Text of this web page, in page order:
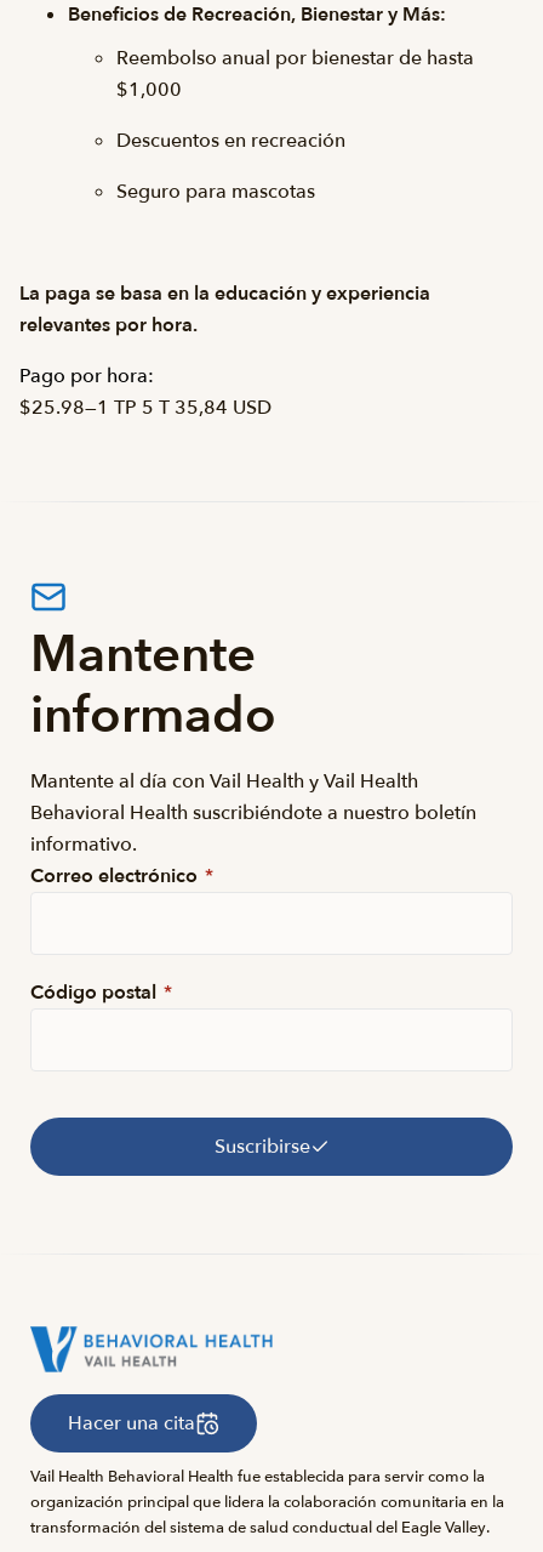
Beneficios de Recreación, Bienestar y Más:
Reembolso anual por bienestar de hasta
$1,000
Descuentos en recreación
Seguro para mascotas
La paga se basa en la educación y experiencia
relevantes por hora.
Pago por hora:
$25.98—1 TP 5 T 35,84 USD
Mantente
informado
Mantente al día con Vail Health y Vail Health
Behavioral Health suscribiéndote a nuestro boletín
informativo.
Correo electrónico *
Código postal *
Suscribirse
Hacer una cita
Vail Health Behavioral Health fue establecida para servir como la
organización principal que lidera la colaboración comunitaria en la
transformación del sistema de salud conductual del Eagle Valley.